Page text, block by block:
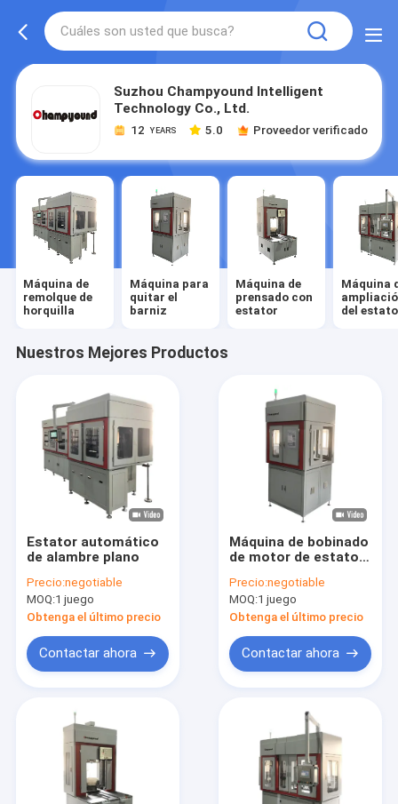
Suzhou Champyound Intelligent
Technology Co., Ltd.
12 YEARS 5.0 Proveedor verificado
Máquina de
remolque de
horquilla
Máquina para
quitar el
barniz
Máquina de
prensado con
estator
Máquina
del
Nuestros Mejores Productos
Estator automático
de alambre plano
Precio:negotiable
MOQ:1 juego
Obtenga el último precio
Contactar ahora
Máquina de bobinado
de motor de estator
totalmente
automática con
decapado láser de
Precio:negotiable
MOQ:1 juego
Obtenga el último precio
Contactar ahora